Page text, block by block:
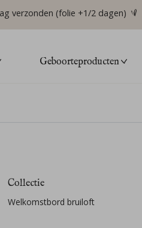
verzonden (folie +1/2 dagen)
Geboorteproducten
Collectie
Welkomstbord bruiloft